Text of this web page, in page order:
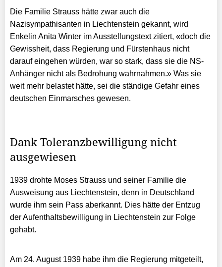
Die Familie Strauss hätte zwar auch die
Nazisympathisanten in Liechtenstein gekannt, wird
Enkelin Anita Winter im Ausstellungstext zitiert, «doch die
Gewissheit, dass Regierung und Fürstenhaus nicht
darauf eingehen würden, war so stark, dass sie die NS-
Anhänger nicht als Bedrohung wahrnahmen.» Was sie
weit mehr belastet hätte, sei die ständige Gefahr eines
deutschen Einmarsches gewesen.
Dank Toleranzbewilligung nicht
ausgewiesen
1939 drohte Moses Strauss und seiner Familie die
Ausweisung aus Liechtenstein, denn in Deutschland
wurde ihm sein Pass aberkannt. Dies hätte der Entzug
der Aufenthaltsbewilligung in Liechtenstein zur Folge
gehabt.
Am 24. August 1939 habe ihm die Regierung mitgeteilt,